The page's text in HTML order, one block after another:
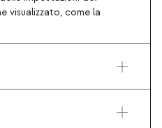
visualizzato, come la